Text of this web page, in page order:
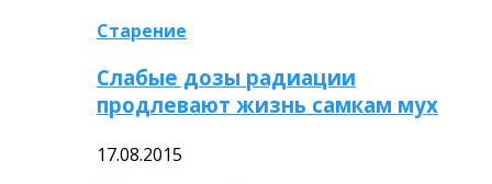
Старение
Слабые дозы радиации
продлевают жизнь самкам мух
17.08.2015